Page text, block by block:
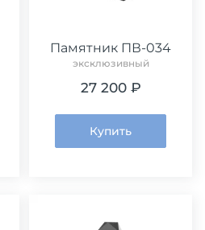
Памятник ПВ-034
эксклюзивный
27 200 ₽
Купить